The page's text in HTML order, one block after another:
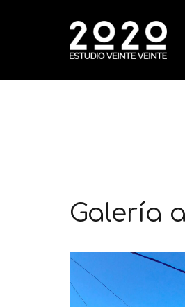
Galería